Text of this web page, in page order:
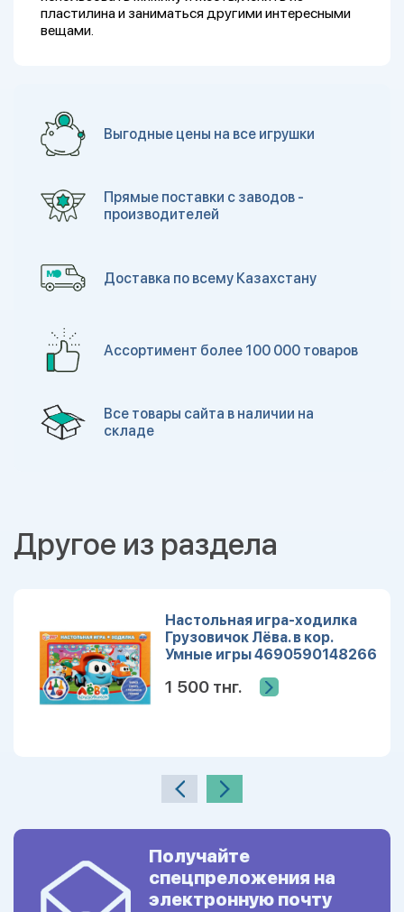
пластилина и заниматься другими интересными
вещами.
Выгодные цены на все игрушки
Прямые поставки с заводов -
производителей
Доставка по всему Казахстану
Ассортимент более 100 000 товаров
Все товары сайта в наличии на
складе
Другое из раздела
Настольная игра-ходилка
Грузовичок Лёва. в кор.
Умные игры 4690590148266
1 500 тнг.
Получайте
спецпреложения на
электронную почту